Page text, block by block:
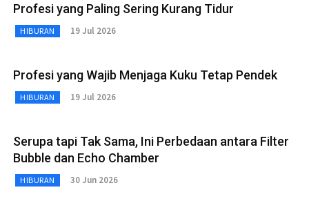
Profesi yang Paling Sering Kurang Tidur
HIBURAN 19 Jul 2026
Profesi yang Wajib Menjaga Kuku Tetap Pendek
HIBURAN 19 Jul 2026
Serupa tapi Tak Sama, Ini Perbedaan antara Filter
Bubble dan Echo Chamber
HIBURAN 30 Jun 2026